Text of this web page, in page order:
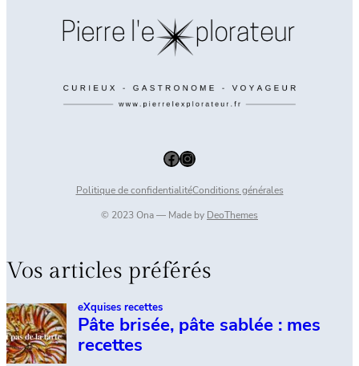
Facebook Instagram
Politique de confidentialitéConditions générales
© 2023 Ona — Made by DeoThemes
Vos articles préférés